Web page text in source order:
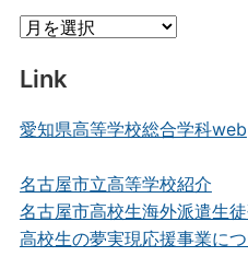
Archive
Link
愛知県高等学校総合学科web
名古屋市立高等学校紹介
名古屋市高校生海外派遣生
高校生の夢実現応援事業に